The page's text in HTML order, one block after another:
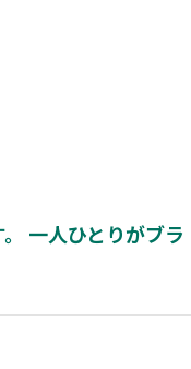
一人ひとりがブラ